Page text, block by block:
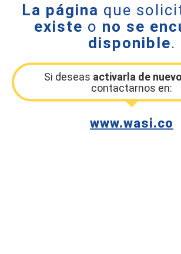
La página que
existe o no se
disponible.
Si deseas activarla de nuevo
contactarnos en:
www.wasi.co